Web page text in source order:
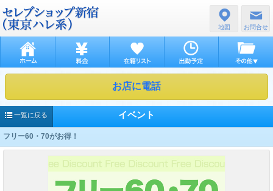
お問合せ
地図
お店に電話
イベント
一覧に戻る
フリー60・70がお得！